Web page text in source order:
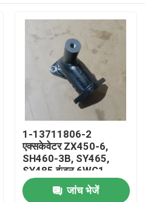
1-13711806-2
एक्सकेवेटर ZX450-6,
SH460-3B, SY465,
SY485 इंजन 6WG1,
6UZ1, 6WF1, 6WA1 के
लिए थर्मोस्टेट कवर
जांच भेजें